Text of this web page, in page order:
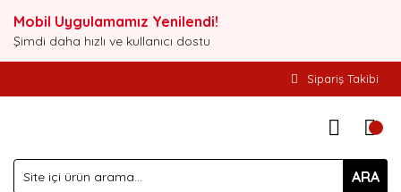
Mobil Uygulamamız Yenilendi!
Şimdi daha hızlı ve kullanıcı dostu
Sipariş Takibi
ARA